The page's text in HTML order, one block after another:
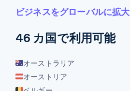
ビジネスをグローバルに拡大
46 カ国で利用可能
オーストラリア
オーストリア